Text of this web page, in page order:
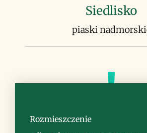
Siedlisko
piaski
sprowadzony do Europy
Rozmieszczenie